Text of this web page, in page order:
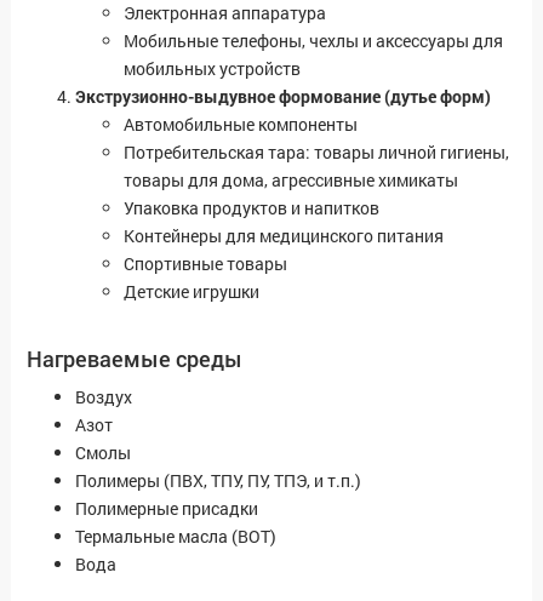
Электронная аппаратура
Мобильные телефоны, чехлы и аксессуары для
мобильных устройств
Экструзионно-выдувное формование (дутье форм)
Автомобильные компоненты
Потребительская тара: товары личной гигиены,
товары для дома, агрессивные химикаты
Упаковка продуктов и напитков
Контейнеры для медицинского питания
Спортивные товары
Детские игрушки
Нагреваемые среды
Воздух
Азот
Смолы
Полимеры (ПВХ, ТПУ, ПУ, ТПЭ, и т.п.)
Полимерные присадки
Термальные масла (ВОТ)
Вода